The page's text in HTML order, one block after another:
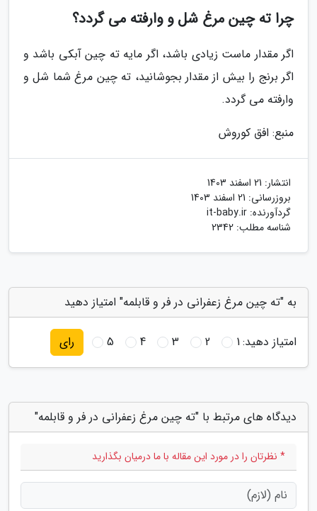
چرا ته چین مرغ شل و وارفته می گردد؟
اگر مقدار ماست زیادی باشد، اگر مایه ته چین آبکی باشد و
اگر برنج را بیش از مقدار بجوشانید، ته چین مرغ شما شل و
وارفته می گردد.
منبع: افق کوروش
انتشار: 21 اسفند 1403
بروزرسانی: 21 اسفند 1403
گردآورنده: it-baby.ir
شناسه مطلب: 2342
به "ته چین مرغ زعفرانی در فر و قابلمه" امتیاز دهید
امتیاز دهید:1
2
3
4
5 رای
دیدگاه های مرتبط با "ته چین مرغ زعفرانی در فر و قابلمه"
* نظرتان را در مورد این مقاله با ما درمیان بگذارید